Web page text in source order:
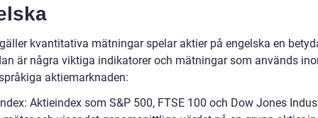
kvantitativa mätningar spelar aktier på engelska en
är några viktiga indikatorer och mätningar som används
aktiemarknaden:
Aktieindex som S&P 500, FTSE 100 och Dow Jones